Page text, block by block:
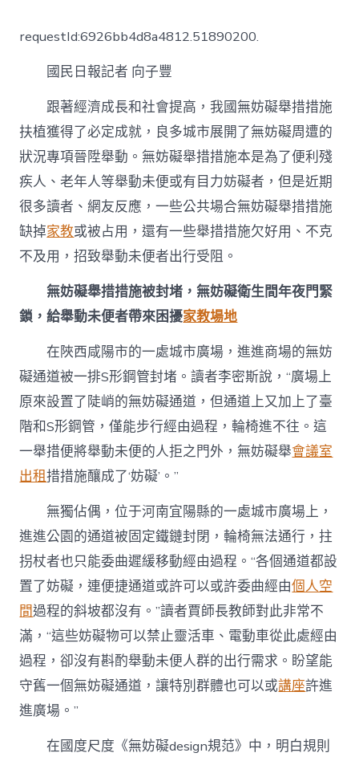
臺
視
野
丨
無
妨
礙
舉
措
咋
成
礙”〉
中
requestId:6926bb4d8a4812.51890200.
國民日報記者 向子豐
跟著經濟成長和社會提高，我國無妨礙舉措措施
扶植獲得了必定成就，良多城市展開了無妨礙周遭的
狀況專項晉陞舉動。無妨礙舉措措施本是為了便利殘
疾人、老年人等舉動未便或有目力妨礙者，但是近期
很多讀者、網友反應，一些公共場合無妨礙舉措措施
缺掉家教或被占用，還有一些舉措措施欠好用、不克
不及用，招致舉動未便者出行受阻。
無妨礙舉措措施被封堵，無妨礙衛生間年夜門緊
鎖，給舉動未便者帶來困擾家教場地
在陜西咸陽市的一處城市廣場，進進商場的無妨
礙通道被一排S形鋼管封堵。讀者李密斯說，“廣場上
原來設置了陡峭的無妨礙通道，但通道上又加上了臺
階和S形鋼管，僅能步行經由過程，輪椅進不往。這
一舉措便將舉動未便的人拒之門外，無妨礙舉會議室
出租措措施釀成了‘妨礙’。”
無獨佔偶，位于河南宜陽縣的一處城市廣場上，
進進公園的通道被固定鐵鏈封閉，輪椅無法通行，拄
拐杖者也只能委曲遲緩移動經由過程。“各個通道都設
置了妨礙，連便捷通道或許可以或許委曲經由個人空
間過程的斜坡都沒有。”讀者賈師長教師對此非常不
滿，“這些妨礙物可以禁止靈活車、電動車從此處經由
過程，卻沒有斟酌舉動未便人群的出行需求。盼望能
守舊一個無妨礙通道，讓特別群體也可以或講座許進
進廣場。”
在國度尺度《無妨礙design規范》中，明白規則